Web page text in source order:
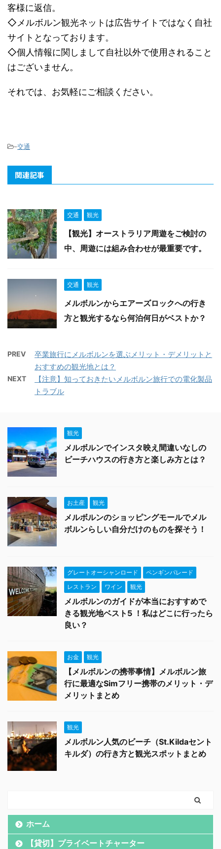
客様に返信。
◇メルボルン観光ネットは広告サイトではなく自社
サイトとなっております。
◇個人情報に関しまして自社以外で使用されること
はございません。
それでは、お気軽にご相談ください。
-交通
関連記事
交通 観光
【観光】オーストラリア周遊をご検討の
中、周遊には組み合わせが最重要です。
交通 観光
メルボルンからエアーズロックへの行き
方と観光するなら何泊何日がベストか？
PREV
卒業旅行にメルボルンを選ぶメリット・デメリットと
おすすめの観光地とは？
NEXT
【注意】知っておきたいメルボルン旅行での電化製品
トラブル
観光
メルボルンでインスタ映え間違いなしの
ビーチハウスの行き方と楽しみ方とは？
お土産 観光
メルボルンのショッピングモールでメル
ボルンらしい自分だけのものを探そう！
グレートオーシャンロード
ペンギンパレード
レストラン
ワイン 観光
メルボルンのガイドが本当におすすめで
きる観光地ベスト5 ！私はどこに行ったら
良い？
お金 観光
【メルボルンの携帯事情】メルボルン旅
行に最適なSimフリー携帯のメリット・デ
メリットまとめ
観光
メルボルン人気のビーチ（St.Kildaセント
キルダ）の行き方と観光スポットまとめ
ホーム
【貸切】プライベートチャーター